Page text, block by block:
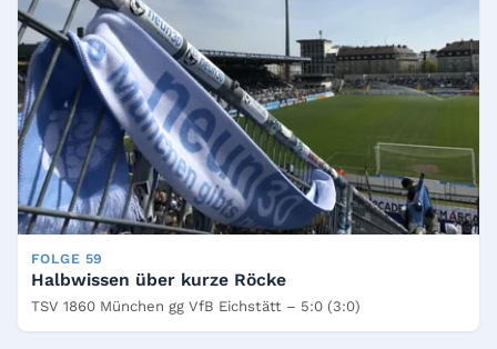
FOLGE 59
Halbwissen über kurze Röcke
TSV 1860 München gg VfB Eichstätt – 5:0 (3:0)